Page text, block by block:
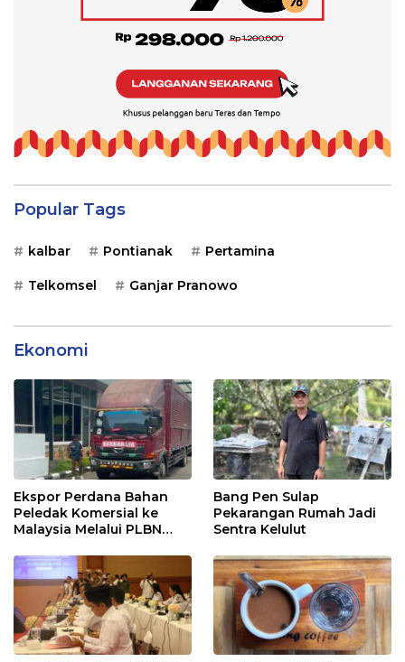
Popular Tags
kalbar Pontianak Pertamina
Telkomsel Ganjar Pranowo
Ekonomi
Ekspor Perdana Bahan
Peledak Komersial ke
Malaysia Melalui PLBN
Bang Pen Sulap
Pekarangan Rumah Jadi
Sentra Kelulut